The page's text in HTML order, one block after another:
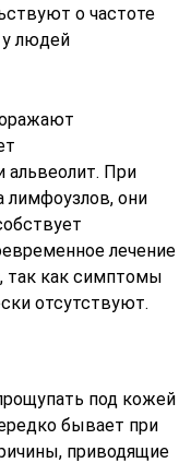
о частоте
у людей
альвеолит. При
лимфоузлов, они
лечение
так как симптомы
отсутствуют.
под кожей
бывает при
приводящие